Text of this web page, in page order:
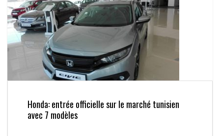
Honda: entrée officielle sur le marché tunisien
avec 7 modèles